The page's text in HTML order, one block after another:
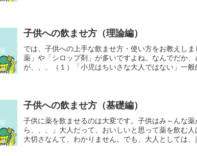
子供への飲ませ方（理論編）
では、子供への上手な飲ませ方・使い方をお教えし
薬」や「シロップ剤」が多いですよね。なんでだか
が、、、（１）「小児はちいさな大人ではない」一般
子供への飲ませ方（基礎編）
子供に薬を飲ませるのは大変です。子供はみ～んな
ら、、、」大人だって、おいしいと思って薬を飲む
大切さなんて、わかりません。でも、大人としては、